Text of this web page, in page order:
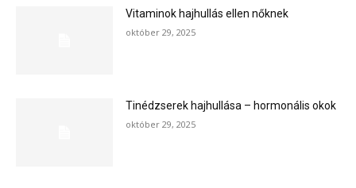
Vitaminok hajhullás ellen nőknek
október 29, 2025
Tinédzserek hajhullása – hormonális okok
október 29, 2025